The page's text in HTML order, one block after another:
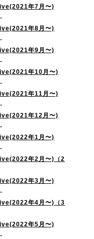
年7月〜)
年8月〜)
年9月〜)
年10月〜)
年11月〜)
年12月〜)
年1月〜)
年2月〜)（2
年3月〜)
年4月〜)（3
年5月〜)